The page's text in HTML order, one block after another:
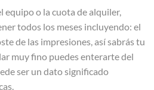
equipo o la cuota de alquiler,
todos los meses incluyendo: el
de las impresiones, así sabrás tu
muy fino puedes enterarte del
ser un dato significado